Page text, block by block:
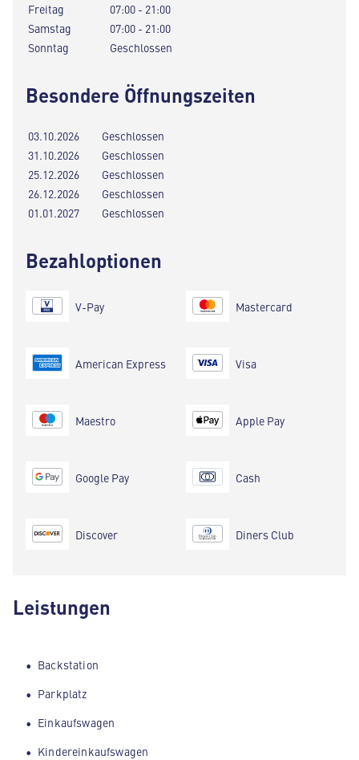
Freitag
07:00 - 21:00
Samstag
07:00 - 21:00
Sonntag
Geschlossen
Besondere Öffnungszeiten
03.10.2026
Geschlossen
31.10.2026
Geschlossen
25.12.2026
Geschlossen
26.12.2026
Geschlossen
01.01.2027
Geschlossen
Bezahloptionen
V-Pay
American Express
Maestro
Google Pay
Discover
Mastercard
Visa
Apple Pay
Cash
Diners Club
Leistungen
Backstation
Parkplatz
Einkaufswagen
Kindereinkaufswagen